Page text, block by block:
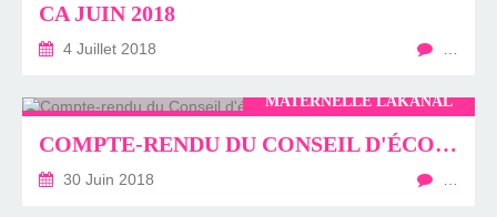
CA JUIN 2018
4 Juillet 2018
MATERNELLE LAKANAL
COMPTE-RENDU DU CONSEIL D'ÉCOLE DE LA MATERNELLE LAKANAL
30 Juin 2018